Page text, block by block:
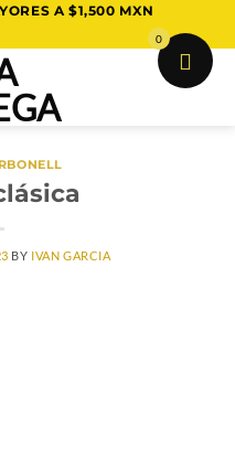
A $1,500 MXN
BY IVAN GARCIA
0